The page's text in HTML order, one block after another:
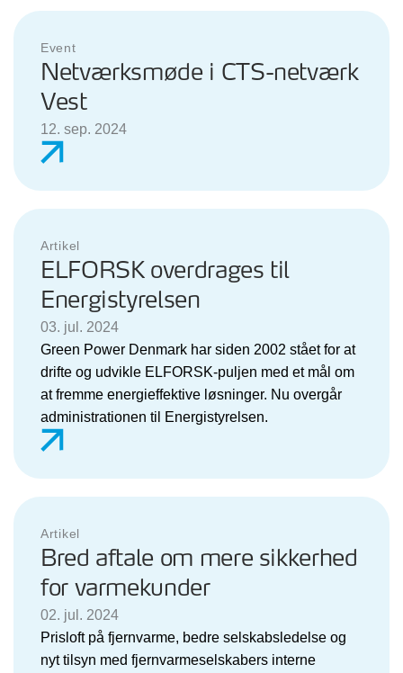
Event
Netværksmøde i CTS-netværk
Vest
12. sep. 2024
Artikel
ELFORSK overdrages til
Energistyrelsen
03. jul. 2024
Green Power Denmark har siden 2002 stået for at
drifte og udvikle ELFORSK-puljen med et mål om
at fremme energieffektive løsninger. Nu overgår
administrationen til Energistyrelsen.
Artikel
Bred aftale om mere sikkerhed
for varmekunder
02. jul. 2024
Prisloft på fjernvarme, bedre selskabsledelse og
nyt tilsyn med fjernvarmeselskabers interne